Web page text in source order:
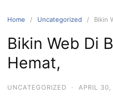
Home Uncategorized Bikin
Bikin Web Di
Hemat,
UNCATEGORIZED · APRIL